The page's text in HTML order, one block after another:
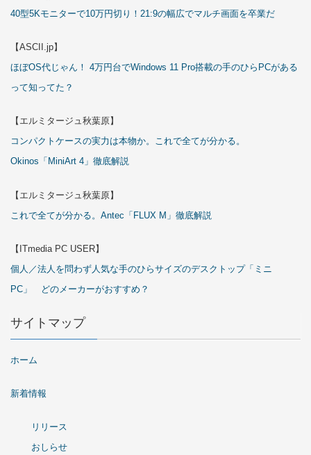
40型5Kモニターで10万円切り！21:9の幅広でマルチ画面を卒業だ
【ASCII.jp】
ほぼOS代じゃん！ 4万円台でWindows 11 Pro搭載の手のひらPCがある
って知ってた？
【エルミタージュ秋葉原】
コンパクトケースの実力は本物か。これで全てが分かる。
Okinos「MiniArt 4」徹底解説
【エルミタージュ秋葉原】
これで全てが分かる。Antec「FLUX M」徹底解説
【ITmedia PC USER】
個人／法人を問わず人気な手のひらサイズのデスクトップ「ミニ
PC」 どのメーカーがおすすめ？
サイトマップ
ホーム
新着情報
リリース
おしらせ